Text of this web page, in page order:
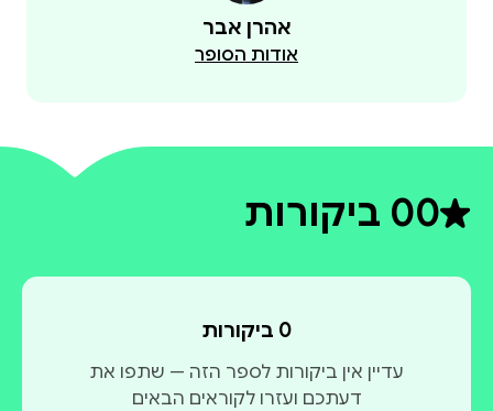
אהרן אבר
אודות הסופר
0דירוג ממוצע 0 מתוך 5
0 ביקורות
0 ביקורות
עדיין אין ביקורות לספר הזה — שתפו את
דעתכם ועזרו לקוראים הבאים